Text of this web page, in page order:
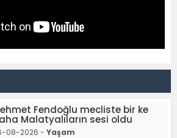
Fendoğlu mecliste bir ke
Malatyalıların sesi oldu
08-2026 - Yaşam